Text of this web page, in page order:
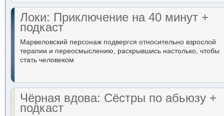
Локи: Приключение на 40 минут +
подкаст
Марвеловский персонаж подвергся относительно взрослой
терапии и переосмыслению, раскрывшись настолько, чтобы
стать человеком
Чёрная вдова: Сёстры по абьюзу +
подкаст